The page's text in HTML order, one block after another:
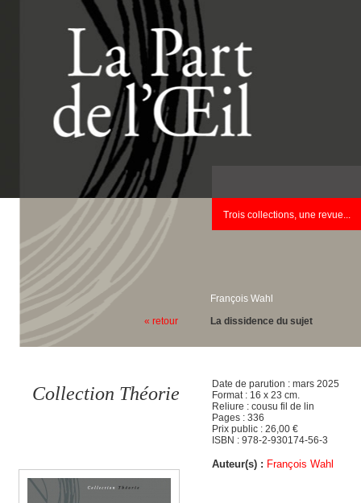
Trois collections, une revue...
« retour
François Wahl
La dissidence du sujet
Collection Théorie
Date de parution : mars 2025
Format : 16 x 23 cm.
Reliure : cousu fil de lin
Pages : 336
Prix public : 26,00 €
ISBN : 978-2-930174-56-3
Auteur(s) : François Wahl